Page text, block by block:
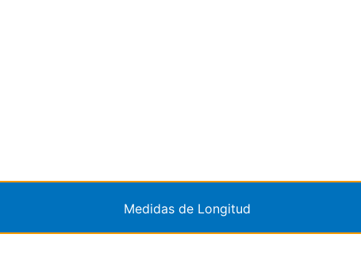
Medidas de Longitud